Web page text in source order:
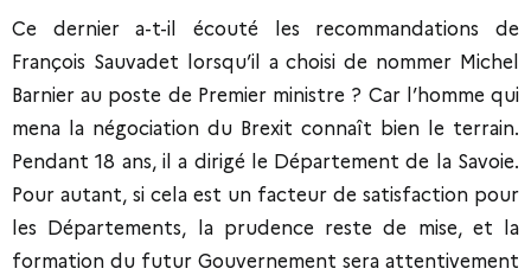
Ce dernier a-t-il écouté les recommandations de
François Sauvadet lorsqu’il a choisi de nommer Michel
Barnier au poste de Premier ministre ? Car l’homme qui
mena la négociation du Brexit connaît bien le terrain.
Pendant 18 ans, il a dirigé le Département de la Savoie.
Pour autant, si cela est un facteur de satisfaction pour
les Départements, la prudence reste de mise, et la
formation du futur Gouvernement sera attentivement